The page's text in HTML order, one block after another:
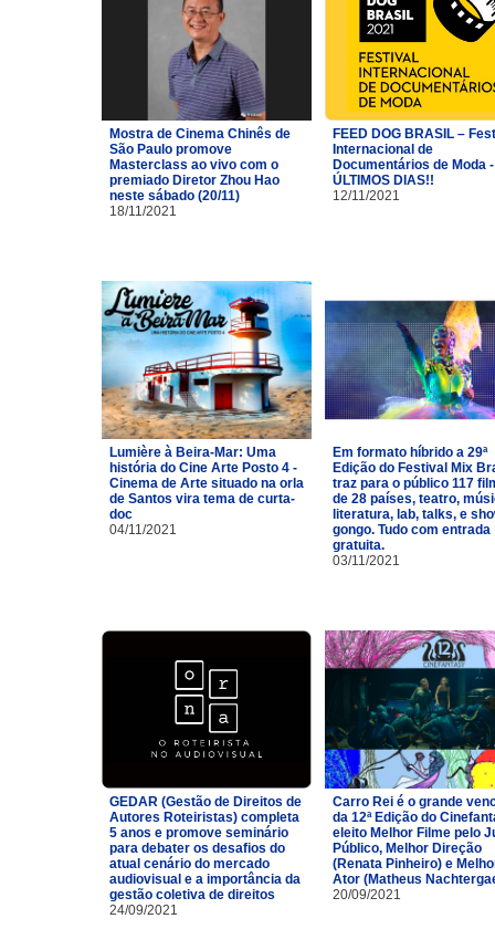
Mostra de Cinema Chinês de
São Paulo promove
Masterclass ao vivo com o
premiado Diretor Zhou Hao
neste sábado (20/11)
18/11/2021
FEED DOG BRASIL –
Internacional de
Documentários de Moda -
ÚLTIMOS DIAS!!
12/11/2021
Lumière à Beira-Mar: Uma
história do Cine Arte Posto 4 -
Cinema de Arte situado na orla
de Santos vira tema de curta-
doc
04/11/2021
Em formato híbrido a 29ª
Edição do Festival Mix
traz para o público 117
de 28 países, teatro,
literatura, lab, talks, e
gongo. Tudo com entrada
gratuita.
03/11/2021
GEDAR (Gestão de Direitos de
Autores Roteiristas) completa
5 anos e promove seminário
para debater os desafios do
atual cenário do mercado
audiovisual e a importância da
gestão coletiva de direitos
24/09/2021
Carro Rei é o grande
da 12ª Edição do
eleito Melhor Filme pelo
Público, Melhor Direção
(Renata Pinheiro) e
Ator (Matheus
20/09/2021